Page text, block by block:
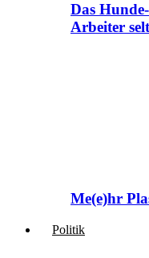
Das
Arbeiter
Me(e)hr
Politik